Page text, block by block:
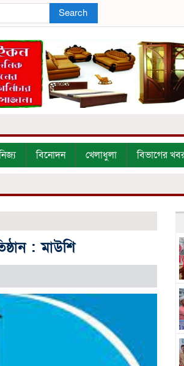
Search
বিনোদন খেলাধুলা বিভাগের
: মাউশি